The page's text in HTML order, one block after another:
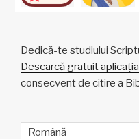
Dedică-te studiului
Descarcă gratuit aplicația
consecvent de citire a
Română